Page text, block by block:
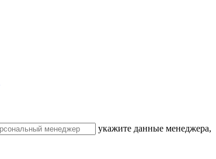
укажите данные менеджера,